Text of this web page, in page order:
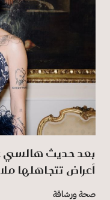
بعد حديث هالسي عن
أعراض تتجاهلها
صحة ورشاقة